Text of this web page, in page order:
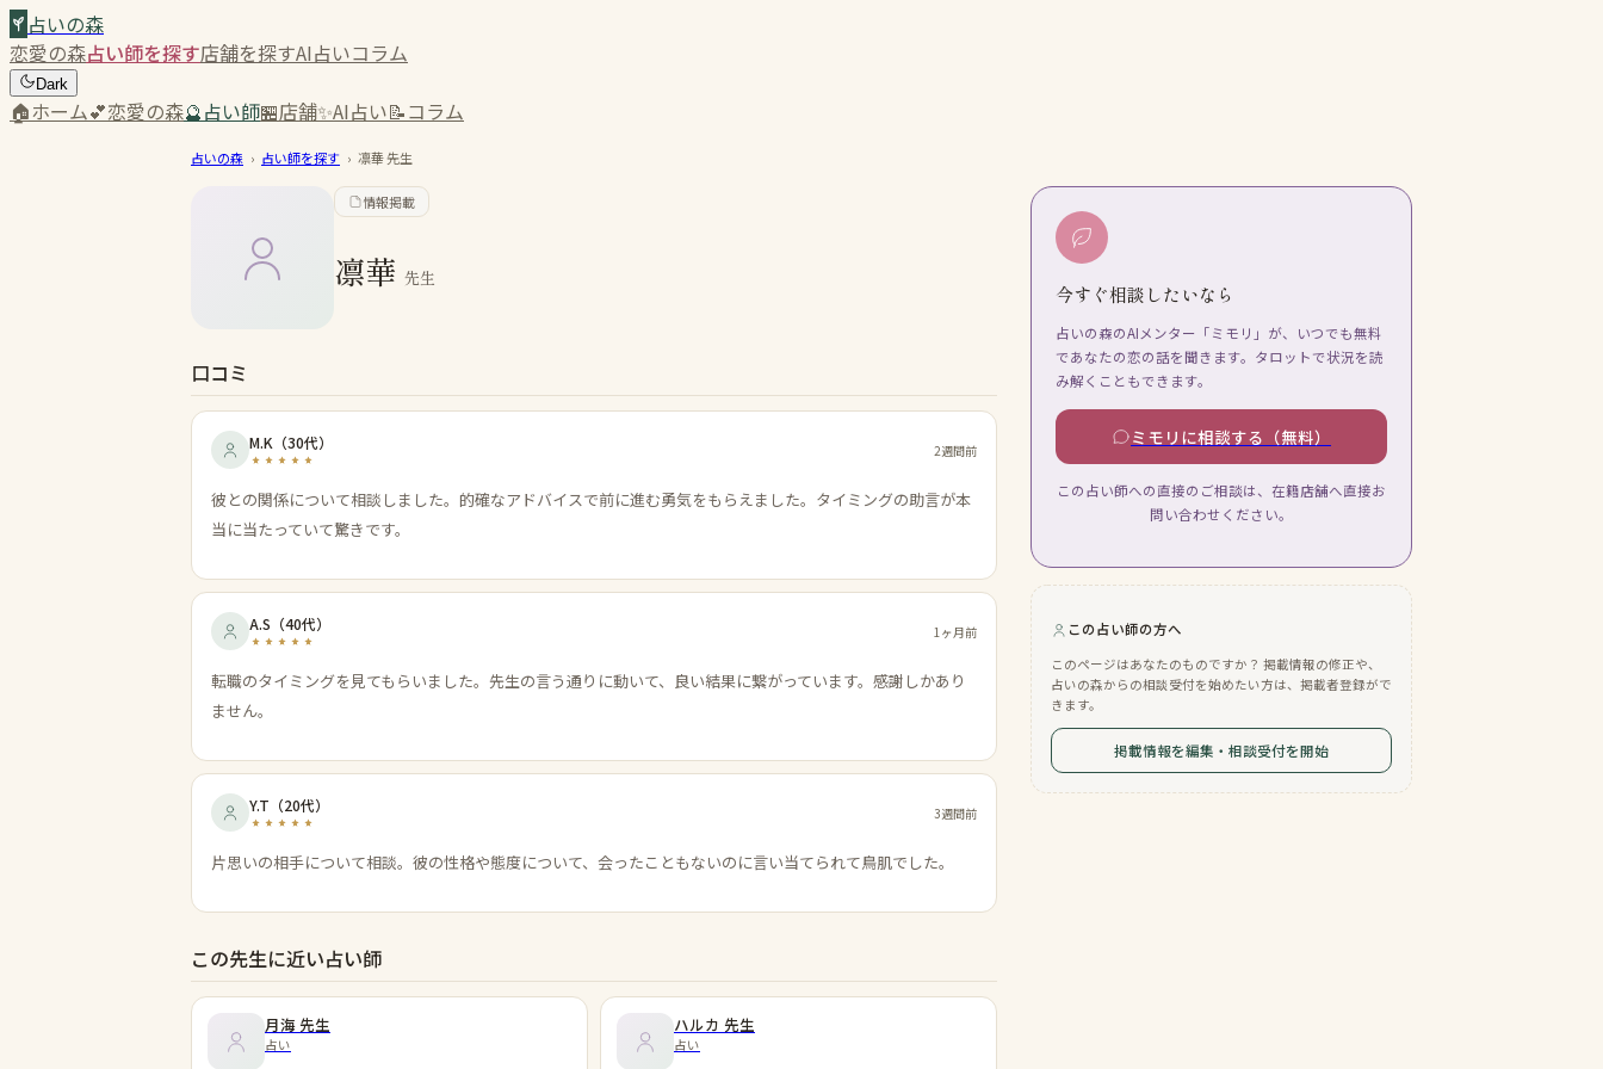
占いの森
恋愛の森占い師を探す店舗を探すAI占いコラム
Dark
🏠ホーム💕恋愛の森🔮占い師🏪店舗✨AI占い📝コラム
占いの森 › 占い師を探す › 凛華先生
情報掲載
凛華 先生
口コミ
M.K （30代） 2週間前
彼との関係について相談しました。的確なアドバイスで前に進む勇気をもらえました。タイミングの助言が本
当に当たっていて驚きです。
A.S （40代） 1ヶ月前
転職のタイミングを見てもらいました。先生の言う通りに動いて、良い結果に繋がっています。感謝しかあり
ません。
Y.T （20代） 3週間前
片思いの相手について相談。彼の性格や態度について、会ったこともないのに言い当てられて鳥肌でした。
この先生に近い占い師
月海 先生
占い
ハルカ 先生
占い
今すぐ相談したいなら
占いの森のAIメンター「ミモリ」が、いつでも無料
であなたの恋の話を聞きます。タロットで状況を読
み解くこともできます。
ミモリに相談する（無料）
この占い師への直接のご相談は、在籍店舗へ直接お
問い合わせください。
この占い師の方へ
このページはあなたのものですか？ 掲載情報の修正や、
占いの森からの相談受付を始めたい方は、掲載者登録がで
きます。
掲載情報を編集・相談受付を開始